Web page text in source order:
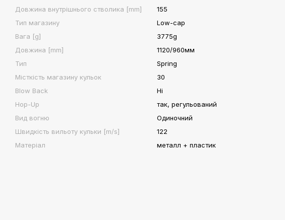
Довжина внутрішнього стволика [mm]
155
Тип магазину
Low-cap
Вага [g]
3775g
Довжина [mm]
1120/960мм
Тип
Spring
Місткість магазину кульок
30
Blow Back
Ні
Hop-Up
так, регульований
Вид вогню
Одиночний
Швидкість вильоту кульки [m/s]
122
Матеріал
металл + пластик